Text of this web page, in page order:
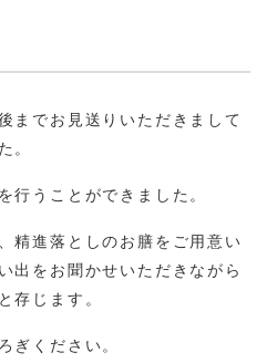
までお見送りいただきまして
。
行うことができました。
精進落としのお膳をご用意い
出をお聞かせいただきながら
存じます。
ぎください。